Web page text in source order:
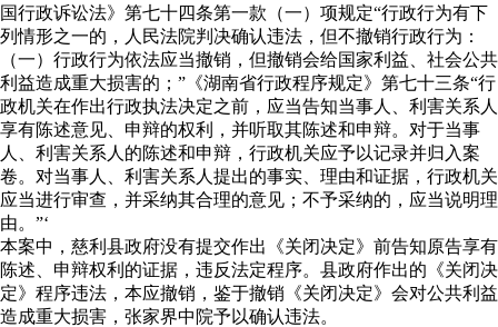
国行政诉讼法》第七十四条第一款（一）项规定“行政行为有下
列情形之一的，人民法院判决确认违法，但不撤销行政行为：
（一）行政行为依法应当撤销，但撤销会给国家利益、社会公共
利益造成重大损害的；”《湖南省行政程序规定》第七十三条“行
政机关在作出行政执法决定之前，应当告知当事人、利害关系人
享有陈述意见、申辩的权利，并听取其陈述和申辩。对于当事
人、利害关系人的陈述和申辩，行政机关应予以记录并归入案
卷。对当事人、利害关系人提出的事实、理由和证据，行政机关
应当进行审查，并采纳其合理的意见；不予采纳的，应当说明理
由。”‘
本案中，慈利县政府没有提交作出《关闭决定》前告知原告享有
陈述、申辩权利的证据，违反法定程序。县政府作出的《关闭决
定》程序违法，本应撤销，鉴于撤销《关闭决定》会对公共利益
造成重大损害，张家界中院予以确认违法。